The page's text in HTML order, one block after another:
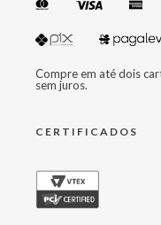
Compre em até dois
sem juros.
CERTIFICADOS